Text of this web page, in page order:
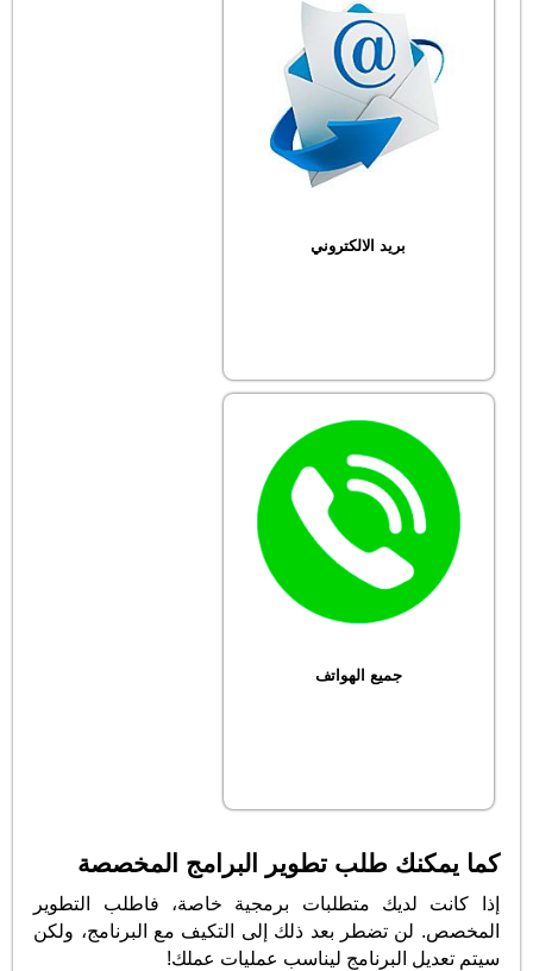
بريد الالكتروني
جميع الهواتف
كما يمكنك طلب تطوير البرامج المخصصة
إذا كانت لديك متطلبات برمجية خاصة، فاطلب التطوير
المخصص. لن تضطر بعد ذلك إلى التكيف مع البرنامج، ولكن
سيتم تعديل البرنامج ليناسب عمليات عملك!